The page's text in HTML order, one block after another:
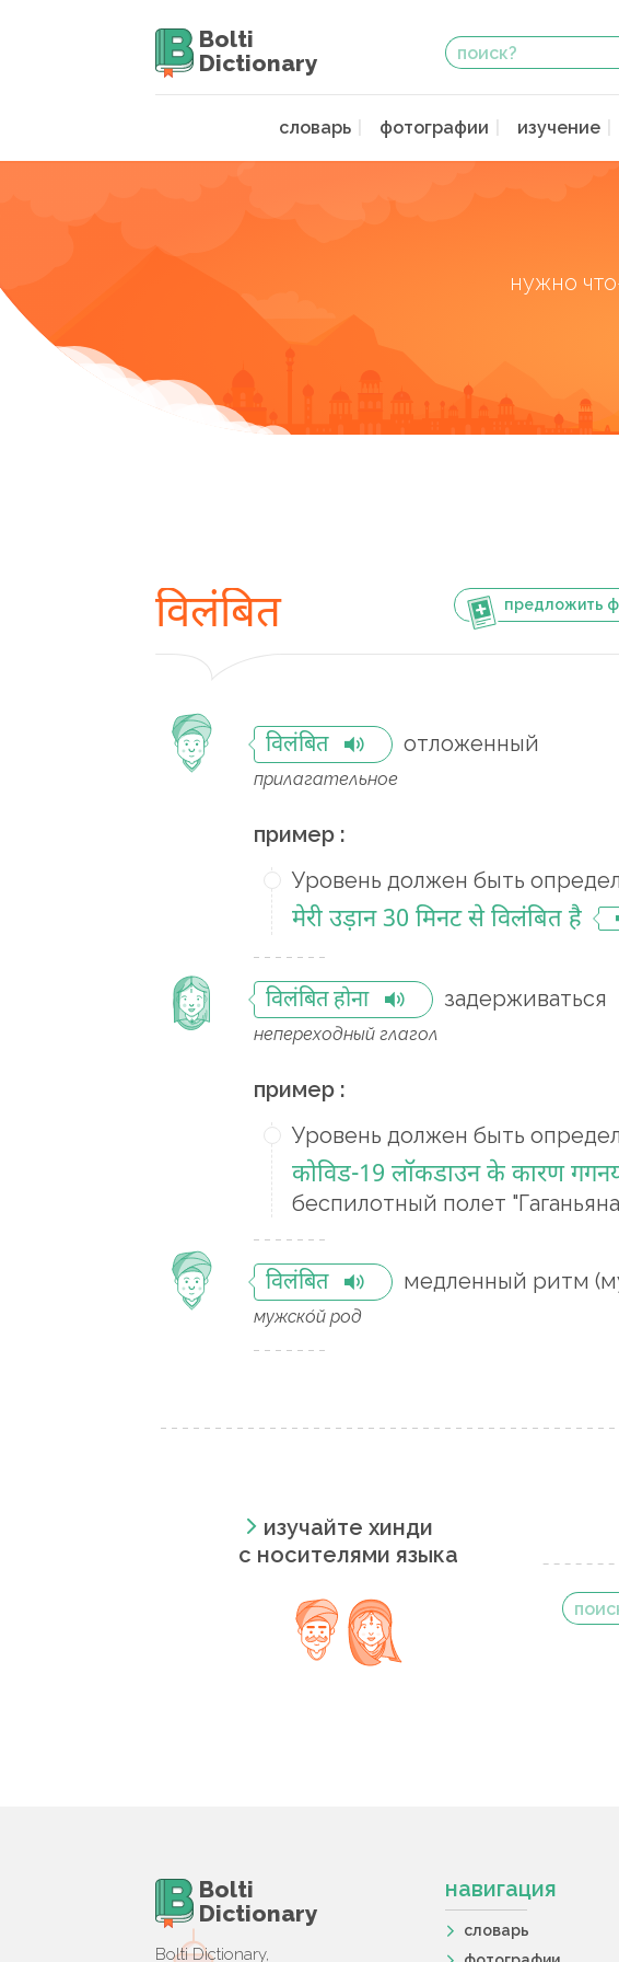
Bolti
Dictionary
словарь фотографии изучение
нужно
предложить
विलंबित
विलंबित отложенный
прилагательное
пример :
Уровень должен быть
मेरी उड़ान 30 मिनट से विलंबित है
विलंबित होना задерживаться
непереходный глагол
пример :
Уровень должен быть
कोविड-19 लॉकडाउन के कारण
беспилотный полет
विलंबित медленный ритм
мужско́й род
изучайте хинди
с носителями языка
Bolti
Dictionary
Bolti Dictionary,
навигация
словарь